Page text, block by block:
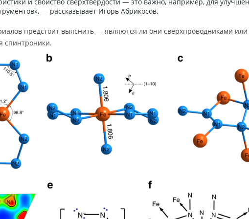
— рассказывает Игорь Абрикосов.
предстоит выяснить — являются ли они сверхпроводниками или
спинтроники.